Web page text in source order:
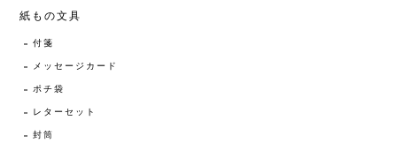
紙もの文具
付箋
メッセージカード
ポチ袋
レターセット
封筒